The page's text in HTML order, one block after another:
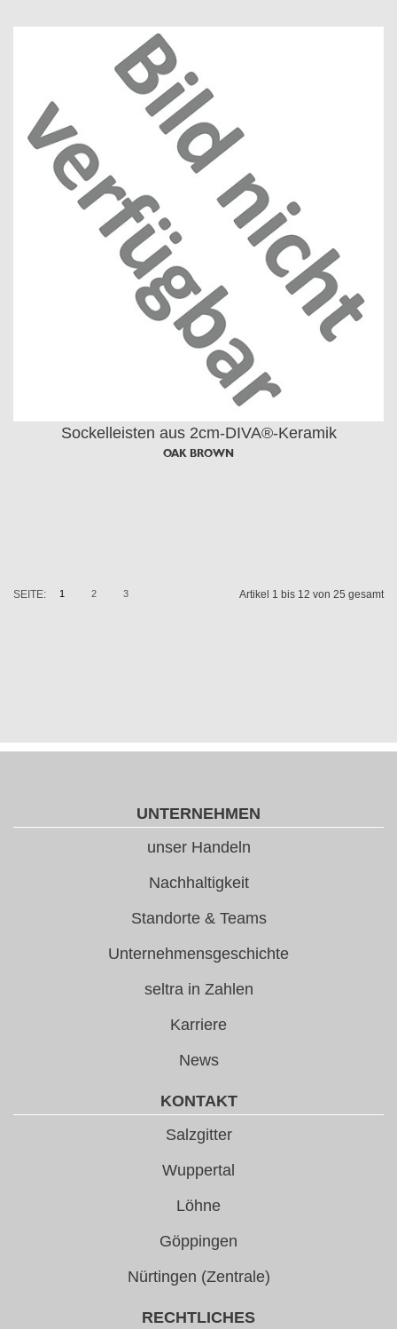
Sockelleisten aus 2cm-DIVA®-Keramik
OAK BROWN
Artikel 1 bis 12 von 25 gesamt
SEITE: 1 2 3
UNTERNEHMEN
unser Handeln
Nachhaltigkeit
Standorte & Teams
Unternehmensgeschichte
seltra in Zahlen
Karriere
News
KONTAKT
Salzgitter
Wuppertal
Löhne
Göppingen
Nürtingen (Zentrale)
RECHTLICHES